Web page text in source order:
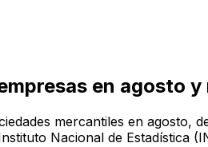
en agosto
mercantiles en
Nacional de Estadística